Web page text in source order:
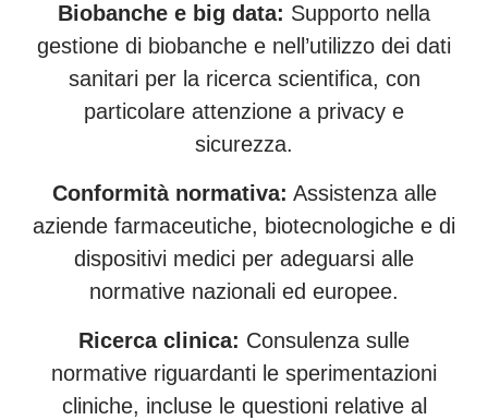
Biobanche e big data: Supporto nella
gestione di biobanche e nell’utilizzo dei dati
sanitari per la ricerca scientifica, con
particolare attenzione a privacy e
sicurezza.
Conformità normativa: Assistenza alle
aziende farmaceutiche, biotecnologiche e di
dispositivi medici per adeguarsi alle
normative nazionali ed europee.
Ricerca clinica: Consulenza sulle
normative riguardanti le sperimentazioni
cliniche, incluse le questioni relative al